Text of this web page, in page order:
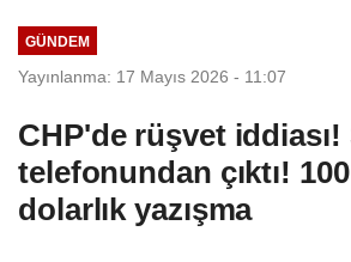
GÜNDEM
Yayınlanma: 17 Mayıs 2026 - 11:07
CHP'de rüşvet
telefonundan çıktı!
dolarlık yazışma